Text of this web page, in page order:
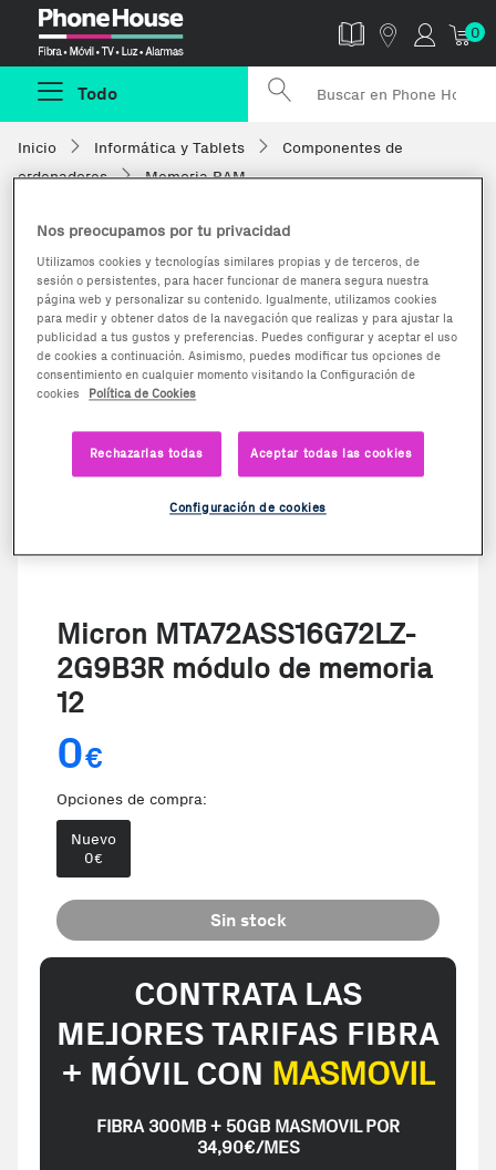
0
Todo
Inicio Informática y Tablets
Componentes de
ordenadores
Memoria RAM
Micron MTA72ASS16G72LZ-
2G9B3R módulo de memoria
12
0€
Opciones de compra:
Nuevo
0€
Sin stock
CONTRATA LAS
MEJORES TARIFAS FIBRA
+ MÓVIL CON MASMOVIL
FIBRA 300MB + 50GB MASMOVIL POR
34,90€/MES
Nos preocupamos por tu privacidad
Utilizamos cookies y tecnologías similares propias y de terceros, de
sesión o persistentes, para hacer funcionar de manera segura nuestra
página web y personalizar su contenido. Igualmente, utilizamos cookies
para medir y obtener datos de la navegación que realizas y para ajustar la
publicidad a tus gustos y preferencias. Puedes configurar y aceptar el uso
de cookies a continuación. Asimismo, puedes modificar tus opciones de
consentimiento en cualquier momento visitando la Configuración de
cookies
Política de Cookies
Rechazarlas todas Aceptar todas las cookies
Configuración de cookies